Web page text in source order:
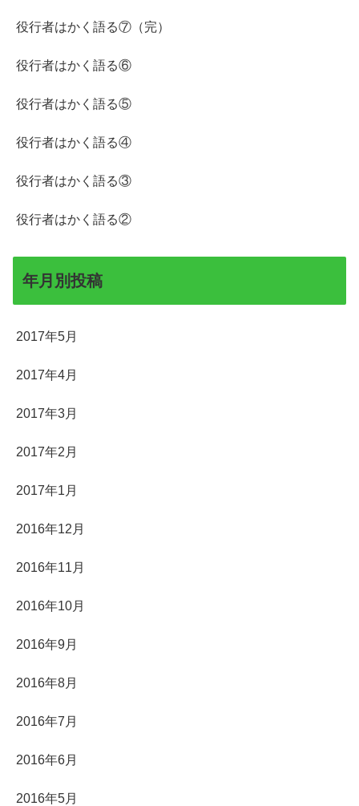
役行者はかく語る⑦（完）
役行者はかく語る⑥
役行者はかく語る⑤
役行者はかく語る④
役行者はかく語る③
役行者はかく語る②
年月別投稿
2017年5月
2017年4月
2017年3月
2017年2月
2017年1月
2016年12月
2016年11月
2016年10月
2016年9月
2016年8月
2016年7月
2016年6月
2016年5月